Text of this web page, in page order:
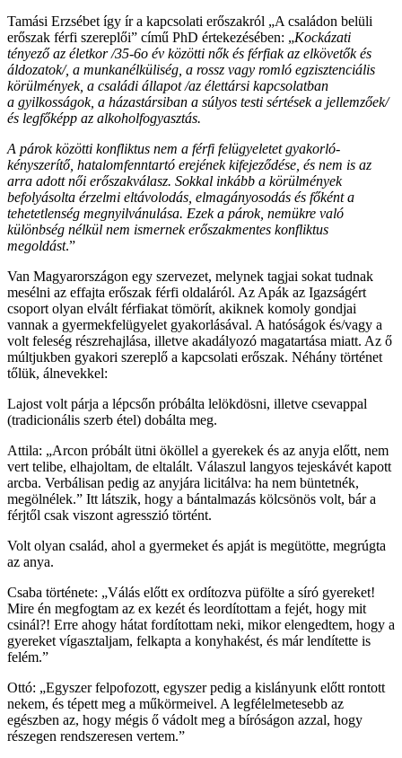
Tamási Erzsébet így ír a kapcsolati erőszakról „A családon belüli
erőszak férfi szereplői” című PhD értekezésében: „Kockázati
tényező az életkor /35-6o év közötti nők és férfiak az elkövetők és
áldozatok/, a munkanélküliség, a rossz vagy romló egzisztenciális
körülmények, a családi állapot /az élettársi kapcsolatban
a gyilkosságok, a házastársiban a súlyos testi sértések a jellemzőek/
és legfőképp az alkoholfogyasztás.
A párok közötti konfliktus nem a férfi felügyeletet gyakorló-
kényszerítő, hatalomfenntartó erejének kifejeződése, és nem is az
arra adott női erőszakválasz. Sokkal inkább a körülmények
befolyásolta érzelmi eltávolodás, elmagányosodás és főként a
tehetetlenség megnyilvánulása. Ezek a párok, nemükre való
különbség nélkül nem ismernek erőszakmentes konfliktus
megoldást.”
Van Magyarországon egy szervezet, melynek tagjai sokat tudnak
mesélni az effajta erőszak férfi oldaláról. Az Apák az Igazságért
csoport olyan elvált férfiakat tömörít, akiknek komoly gondjai
vannak a gyermekfelügyelet gyakorlásával. A hatóságok és/vagy a
volt feleség részrehajlása, illetve akadályozó magatartása miatt. Az ő
múltjukben gyakori szereplő a kapcsolati erőszak. Néhány történet
tőlük, álnevekkel:
Lajost volt párja a lépcsőn próbálta lelökdösni, illetve csevappal
(tradicionális szerb étel) dobálta meg.
Attila: „Arcon próbált ütni ököllel a gyerekek és az anyja előtt, nem
vert telibe, elhajoltam, de eltalált. Válaszul langyos tejeskávét kapott
arcba. Verbálisan pedig az anyjára licitálva: ha nem büntetnék,
megölnélek.” Itt látszik, hogy a bántalmazás kölcsönös volt, bár a
férjtől csak viszont agresszió történt.
Volt olyan család, ahol a gyermeket és apját is megütötte, megrúgta
az anya.
Csaba története: „Válás előtt ex ordítozva püfölte a síró gyereket!
Mire én megfogtam az ex kezét és leordítottam a fejét, hogy mit
csinál?! Erre ahogy hátat fordítottam neki, mikor elengedtem, hogy a
gyereket vígasztaljam, felkapta a konyhakést, és már lendítette is
felém.”
Ottó: „Egyszer felpofozott, egyszer pedig a kislányunk előtt rontott
nekem, és tépett meg a műkörmeivel. A legfélelmetesebb az
egészben az, hogy mégis ő vádolt meg a bíróságon azzal, hogy
részegen rendszeresen vertem.”